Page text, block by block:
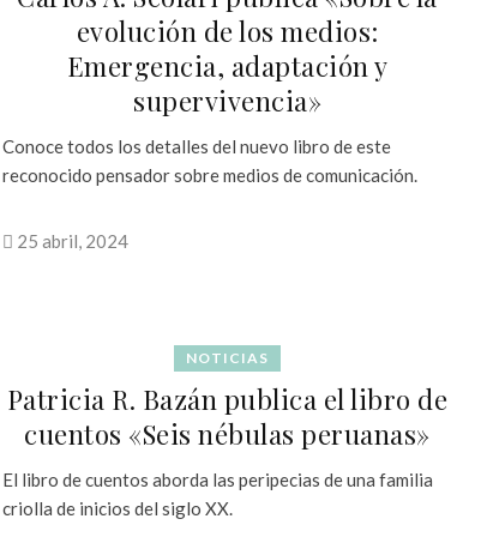
evolución de los medios:
Emergencia, adaptación y
supervivencia»
Conoce todos los detalles del nuevo libro de este
reconocido pensador sobre medios de comunicación.
25 abril, 2024
NOTICIAS
Patricia R. Bazán publica el libro de
cuentos «Seis nébulas peruanas»
El libro de cuentos aborda las peripecias de una familia
criolla de inicios del siglo XX.